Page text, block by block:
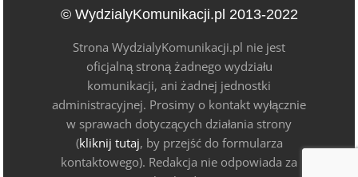
© WydzialyKomunikacji.pl 2013-2022
Strona WydzialyKomunikacji.pl nie jest
oficjalną stroną żadnego wydziału
komunikacji, ani żadnej jednostki
administracyjnej. Prosimy o kontakt wyłącznie
w sprawach dotyczących działania strony
(kliknij tutaj, by przejść do formularza
kontaktowego). Redakcja nie odpowiada za